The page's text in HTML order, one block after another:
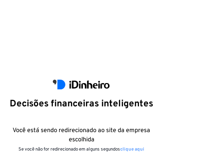
Decisões financeiras inteligentes
Você está sendo redirecionado ao site da empresa
escolhida
Se você não for redirecionado em alguns segundosclique aqui